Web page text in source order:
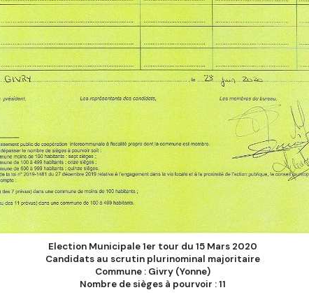
Election Municipale 1er tour du 15 Mars 2020
Candidats au scrutin plurinominal majoritaire
Commune : Givry (Yonne)
Nombre de sièges à pourvoir : 11